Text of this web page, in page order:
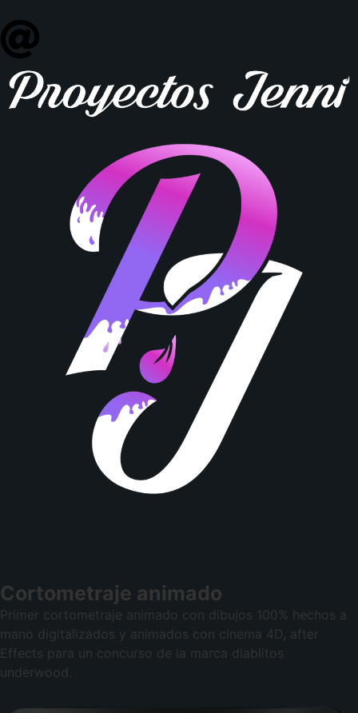
Cortometraje animado
Primer cortometraje animado con dibujos 100% hechos a
mano digitalizados y animados con cinema 4D, after
Effects para un concurso de la marca diablitos
underwood.